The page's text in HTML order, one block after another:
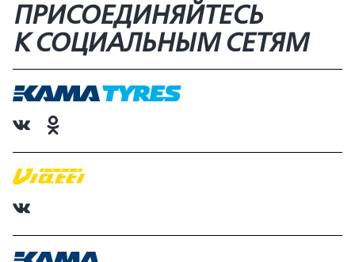
ПРИСОЕДИНЯЙТЕСЬ
К СОЦИАЛЬНЫМ СЕТЯМ